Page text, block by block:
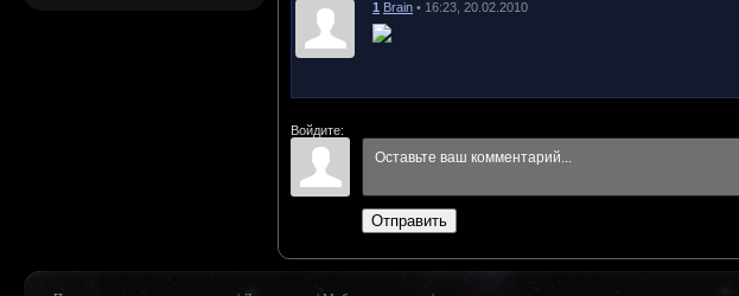
1 Brain • 16:23, 20.02.2010
Войдите:
Отправить